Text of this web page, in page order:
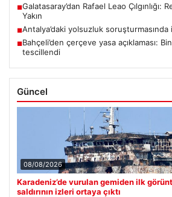
■Galatasaray’dan Rafael Leao Çılgınlığı:
Yakın
■Antalya’daki yolsuzluk soruşturmasında
■Bahçeli’den çerçeve yasa açıklaması:
tescillendi
Güncel
08/08/2026
Karadeniz’de vurulan gemiden ilk
saldırının izleri ortaya çıktı